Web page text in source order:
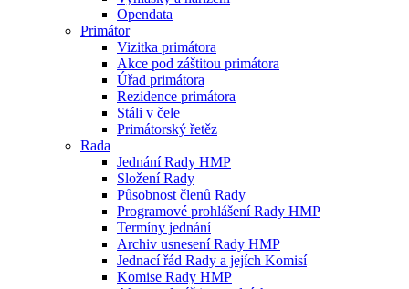
Opendata
Primátor
Vizitka primátora
Akce pod záštitou primátora
Úřad primátora
Rezidence primátora
Stáli v čele
Primátorský řetěz
Rada
Jednání Rady HMP
Složení Rady
Působnost členů Rady
Programové prohlášení Rady HMP
Termíny jednání
Archiv usnesení Rady HMP
Jednací řád Rady a jejích Komisí
Komise Rady HMP